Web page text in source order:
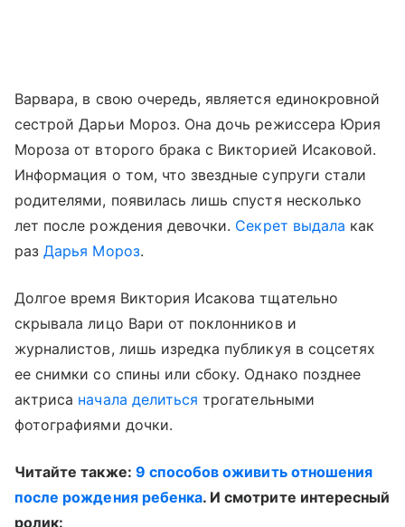
Варвара, в свою очередь, является единокровной
сестрой Дарьи Мороз. Она дочь режиссера Юрия
Мороза от второго брака с Викторией Исаковой.
Информация о том, что звездные супруги стали
родителями, появилась лишь спустя несколько
лет после рождения девочки. Секрет выдала как
разДарья Мороз.
Долгое время Виктория Исакова тщательно
скрывала лицо Вари от поклонников и
журналистов, лишь изредка публикуя в соцсетях
ее снимки со спины или сбоку. Однако позднее
актриса начала делиться трогательными
фотографиями дочки.
Читайте также: 9 способов оживить отношения
после рождения ребенка. И смотрите интересный
ролик: